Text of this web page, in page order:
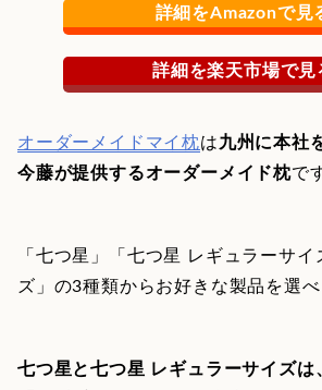
詳細をAmazonで見
詳細を楽天市場で見
オーダーメイドマイ枕は九州に本社
今藤が提供するオーダーメイド枕で
「七つ星」「七つ星 レギュラーサイ
ズ」の3種類からお好きな製品を選べ
七つ星と七つ星 レギュラーサイズは